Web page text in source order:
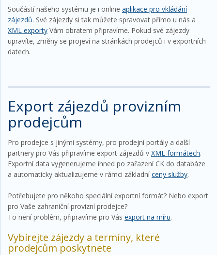
Součástí našeho systému je i online aplikace pro vkládání
zájezdů. Své zájezdy si tak můžete spravovat přímo u nás a
XML exporty Vám obratem připravíme. Pokud své zájezdy
upravíte, změny se projeví na stránkách prodejců i v exportních
datech.
Export zájezdů provizním
prodejcům
Pro prodejce s jinými systémy, pro prodejní portály a další
partnery pro Vás připravíme export zájezdů v XML formátech.
Exportní data vygenerujeme ihned po zařazení CK do databáze
a automaticky aktualizujeme v rámci základníceny služby.
Potřebujete pro někoho speciální exportní formát? Nebo export
pro Vaše zahraniční provizní prodejce?
To není problém, připravíme pro Vás export na míru.
Vybírejte zájezdy a termíny, které
prodejcům poskytnete